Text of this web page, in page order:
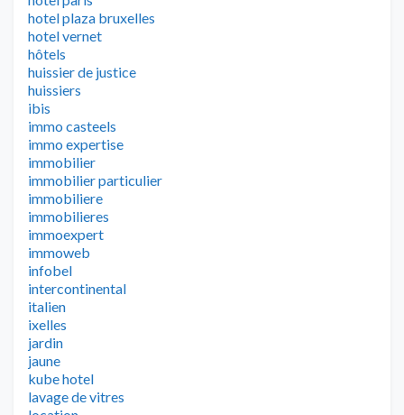
hotel plaza bruxelles
hotel vernet
hôtels
huissier de justice
huissiers
ibis
immo casteels
immo expertise
immobilier
immobilier particulier
immobiliere
immobilieres
immoexpert
immoweb
infobel
intercontinental
italien
ixelles
jardin
jaune
kube hotel
lavage de vitres